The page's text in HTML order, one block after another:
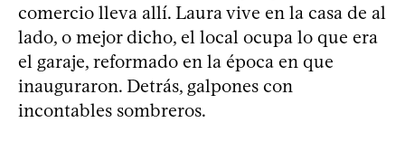
comercio lleva allí. Laura vive en la casa de al
lado, o mejor dicho, el local ocupa lo que era
el garaje, reformado en la época en que
inauguraron. Detrás, galpones con
incontables sombreros.